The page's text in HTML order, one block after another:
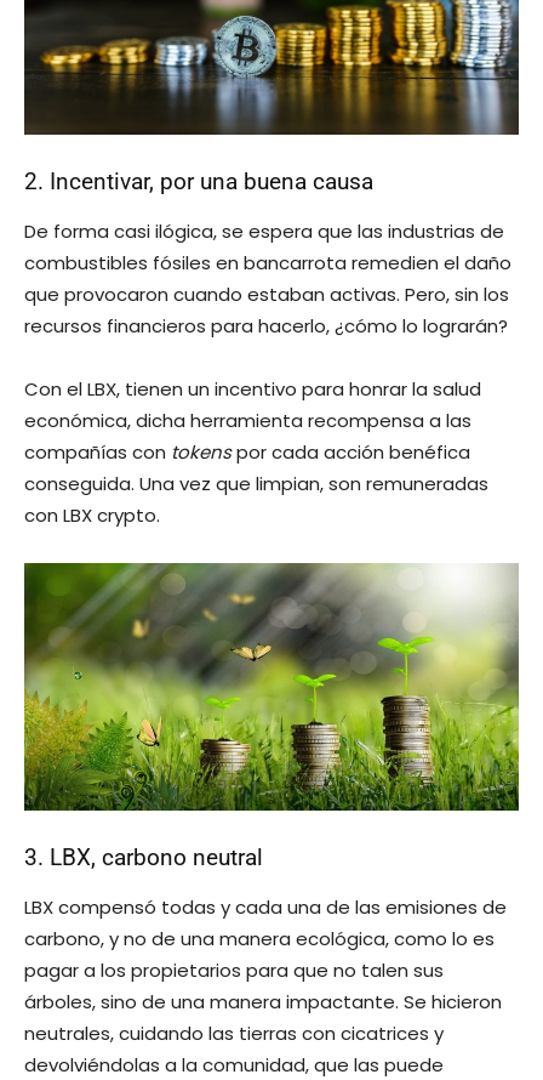
2. Incentivar, por una buena causa
De forma casi ilógica, se espera que las industrias de
combustibles fósiles en bancarrota remedien el daño
que provocaron cuando estaban activas. Pero, sin los
recursos financieros para hacerlo, ¿cómo lo lograrán?
Con el LBX, tienen un incentivo para honrar la salud
económica, dicha herramienta recompensa a las
compañías con tokenspor cada acción benéfica
conseguida. Una vez que limpian, son remuneradas ​​
con LBX crypto.
3. LBX, carbono neutral
LBX compensó todas y cada una de las emisiones de
carbono, y no de una manera ecológica, como lo es
pagar a los propietarios para que no talen sus
árboles, sino de una manera impactante. Se hicieron
neutrales, cuidando las tierras con cicatrices y
devolviéndolas a la comunidad, que las puede